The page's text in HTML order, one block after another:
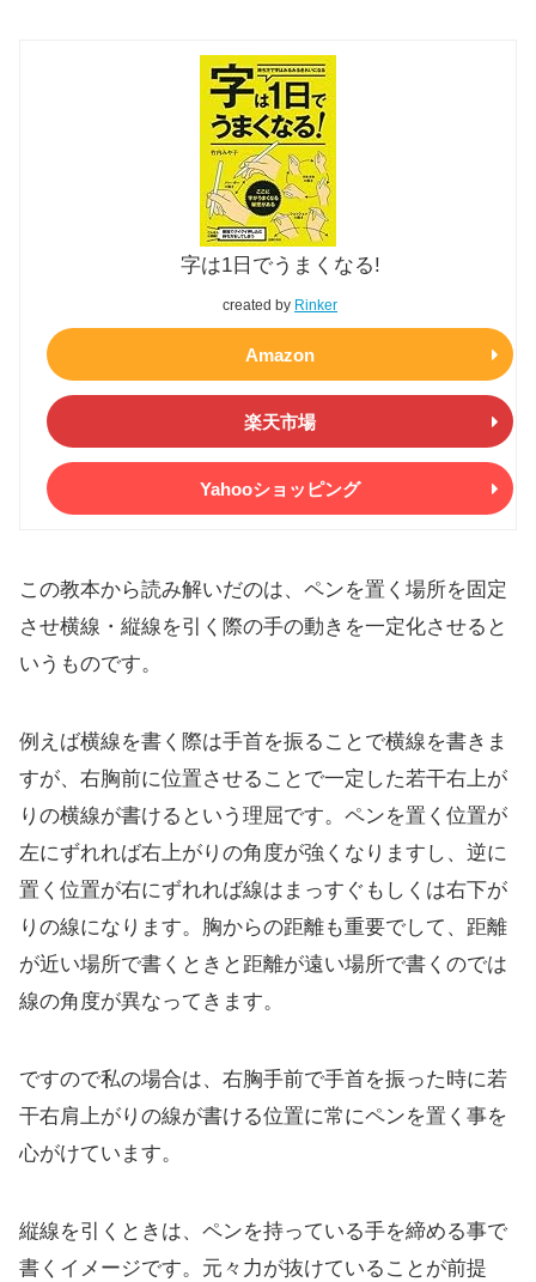
字は1日でうまくなる!
created by Rinker
Amazon
楽天市場
Yahooショッピング
この教本から読み解いだのは、ペンを置く場所を固定
させ横線・縦線を引く際の手の動きを一定化させると
いうものです。
例えば横線を書く際は手首を振ることで横線を書きま
すが、右胸前に位置させることで一定した若干右上が
りの横線が書けるという理屈です。ペンを置く位置が
左にずれれば右上がりの角度が強くなりますし、逆に
置く位置が右にずれれば線はまっすぐもしくは右下が
りの線になります。胸からの距離も重要でして、距離
が近い場所で書くときと距離が遠い場所で書くのでは
線の角度が異なってきます。
ですので私の場合は、右胸手前で手首を振った時に若
干右肩上がりの線が書ける位置に常にペンを置く事を
心がけています。
縦線を引くときは、ペンを持っている手を締める事で
書くイメージです。元々力が抜けていることが前提